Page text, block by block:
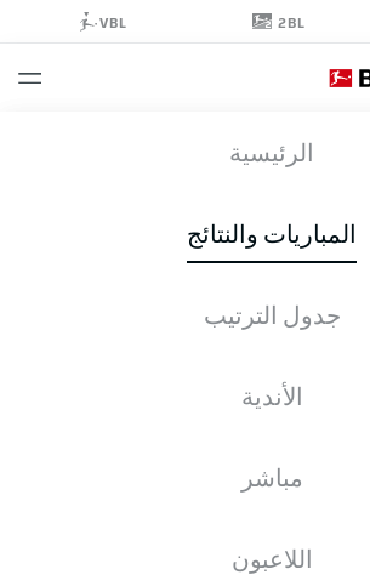
2BL
VBL
الرئيسية
المباريات والنتائج
جدول الترتيب
الأندية
مباشر
اللاعبون
الأخبار التشكيلات الإحصائيات